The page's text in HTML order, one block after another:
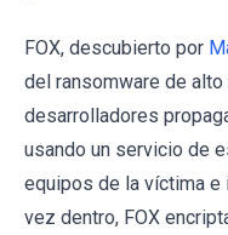
FOX, descubierto por
del ransomware de
desarrolladores
usando un servicio de
equipos de la víctima e
vez dentro, FOX